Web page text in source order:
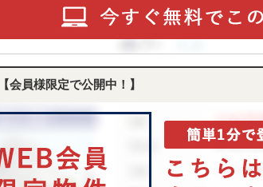
【会員様限定で公開中！】